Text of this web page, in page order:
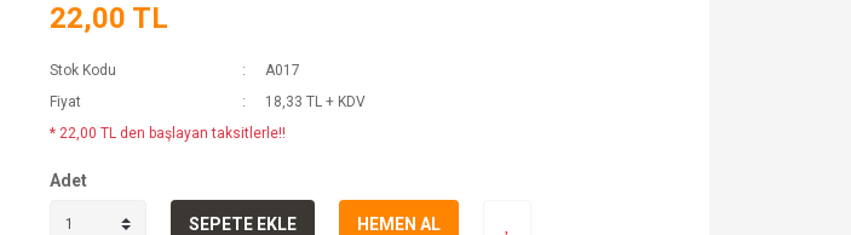
22,00 TL
Stok Kodu
A017
Fiyat
18,33 TL + KDV
* 22,00 TL den başlayan taksitlerle!!
Adet
SEPETE EKLE HEMEN AL